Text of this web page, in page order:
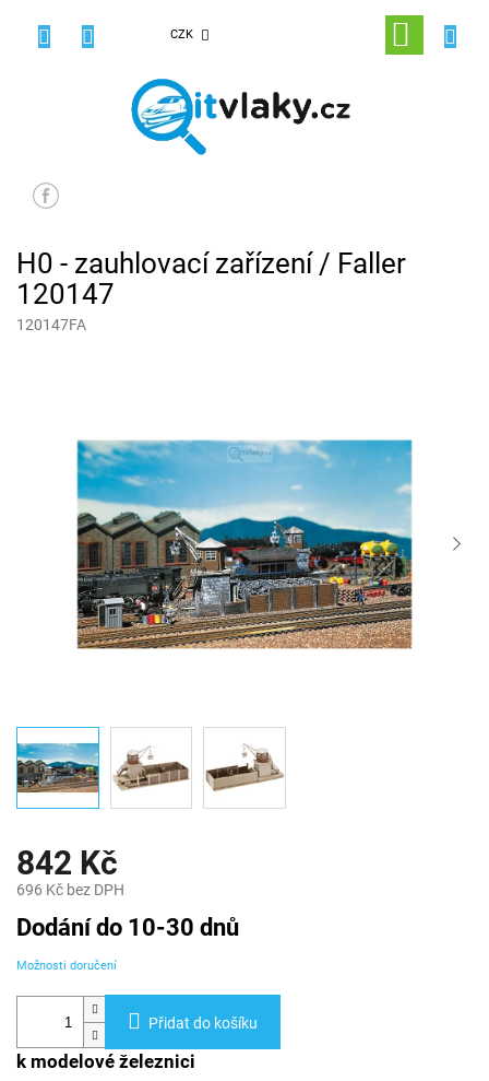
CZK
NÁKUPNÍ
KOŠÍK
H0 - zauhlovací zařízení / Faller
120147
120147FA
842 Kč
696 Kč bez DPH
Měrná
cena:
Dodání do 10-30 dnů
Možnosti doručení
Přidat do košíku
k modelové železnici